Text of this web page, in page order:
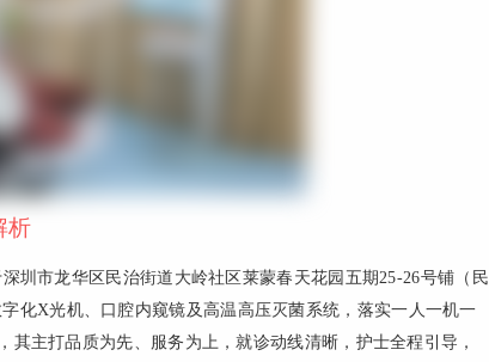
析
圳市龙华区民治街道大岭社区莱蒙春天花园五期25-26号铺（民
化X光机、口腔内窥镜及高温高压灭菌系统，落实一人一机一
其主打品质为先、服务为上，就诊动线清晰，护士全程引导，